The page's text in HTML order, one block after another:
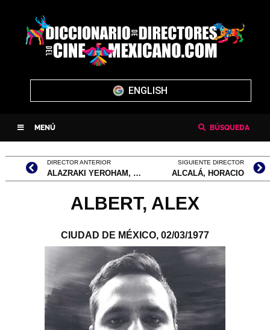
ENGLISH
MENÚ BÚSQUEDA
DIRECTOR ANTERIOR
ALAZRAKI YEROHAM, MARK SAMUEL
SIGUIENTE DIRECTOR
ALCALÁ, HORACIO
ALBERT, ALEX
CIUDAD DE MÉXICO, 02/03/1977